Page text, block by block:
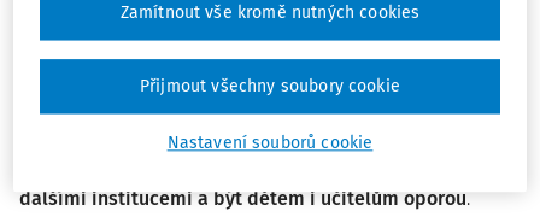
České školy dnes čelí rostoucí různorodosti žáků a žákyní,
jejich zhoršující se psychické pohodě i prohlubujícím se
vzdělanostním nerovnostem a přenáší se do nich
společenské napětí. Do tohoto náročného prostředí
vstupuje sociální pedagog jako odborník, který
dalšími institucemi a být dětem i učitelům oporou.
Nastavení souborů cookie
Zamítnout vše kromě nutných cookies
Přijmout všechny soubory cookie